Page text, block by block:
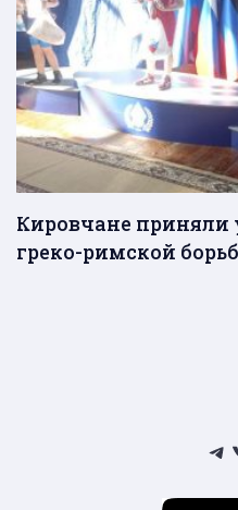
Кировчане приняли
греко-римской